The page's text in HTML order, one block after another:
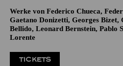
Werke von Federico Chueca,
Gaetano Donizetti, Georges Bizet,
Bellido, Leonard Bernstein, Pablo
Lorente
TICKETS